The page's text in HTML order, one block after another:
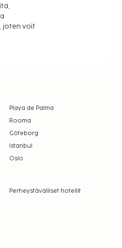
joten voit
Playa de Palma
Rooma
Göteborg
Istanbul
Oslo
Perheystävälliset hotellit